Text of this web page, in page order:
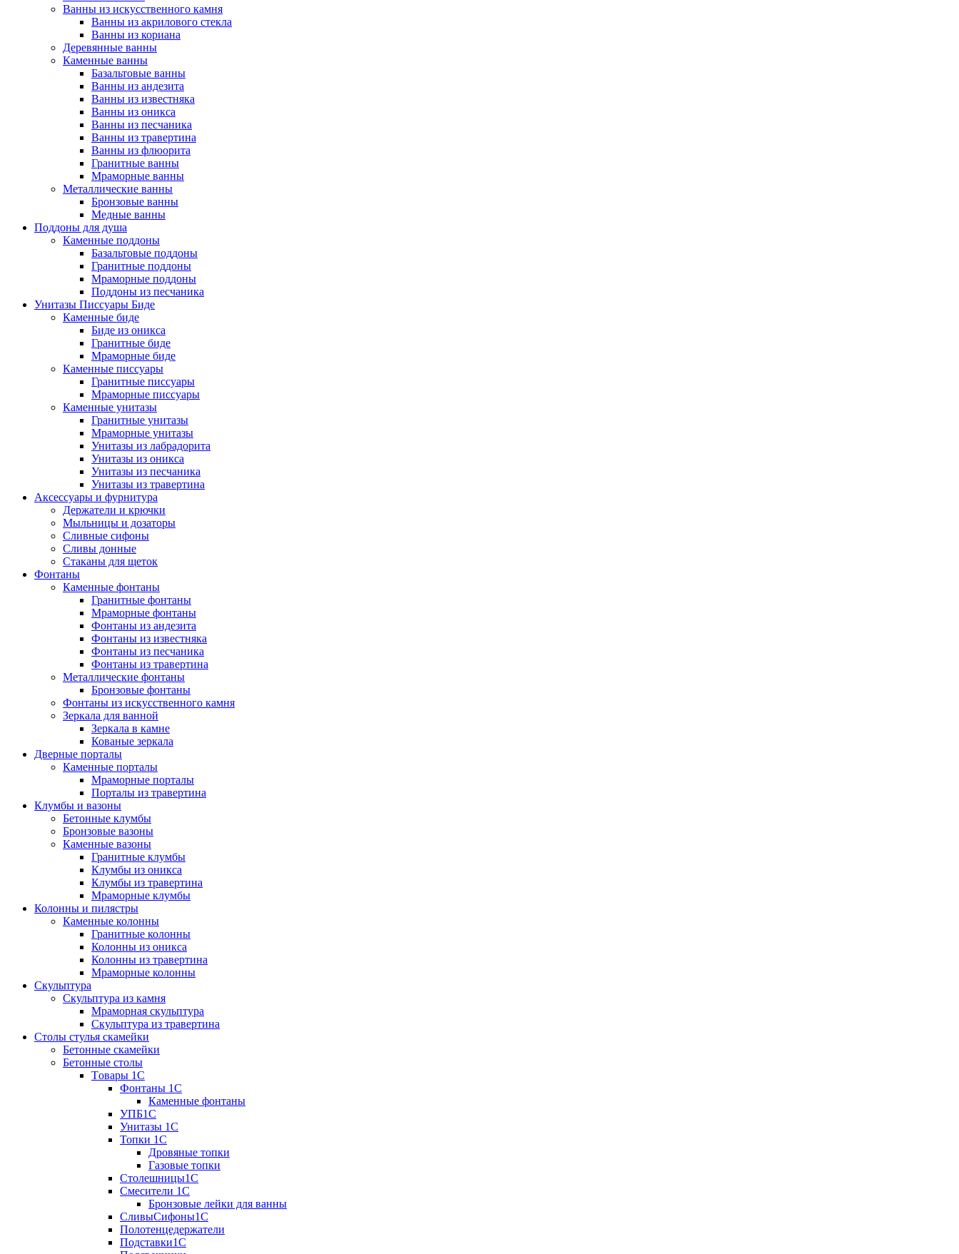
Ванны из искусственного камня
Ванны из акрилового стекла
Ванны из кориана
Деревянные ванны
Каменные ванны
Базальтовые ванны
Ванны из андезита
Ванны из известняка
Ванны из оникса
Ванны из песчаника
Ванны из травертина
Ванны из флюорита
Гранитные ванны
Мраморные ванны
Металлические ванны
Бронзовые ванны
Медные ванны
Поддоны для душа
Каменные поддоны
Базальтовые поддоны
Гранитные поддоны
Мраморные поддоны
Поддоны из песчаника
Унитазы Писсуары Биде
Каменные биде
Биде из оникса
Гранитные биде
Мраморные биде
Каменные писсуары
Гранитные писсуары
Мраморные писсуары
Каменные унитазы
Гранитные унитазы
Мраморные унитазы
Унитазы из лабрадорита
Унитазы из оникса
Унитазы из песчаника
Унитазы из травертина
Аксессуары и фурнитура
Держатели и крючки
Мыльницы и дозаторы
Сливные сифоны
Сливы донные
Стаканы для щеток
Фонтаны
Каменные фонтаны
Гранитные фонтаны
Мраморные фонтаны
Фонтаны из андезита
Фонтаны из известняка
Фонтаны из песчаника
Фонтаны из травертина
Металлические фонтаны
Бронзовые фонтаны
Фонтаны из искусственного камня
Зеркала для ванной
Зеркала в камне
Кованые зеркала
Дверные порталы
Каменные порталы
Мраморные порталы
Порталы из травертина
Клумбы и вазоны
Бетонные клумбы
Бронзовые вазоны
Каменные вазоны
Гранитные клумбы
Клумбы из оникса
Клумбы из травертина
Мраморные клумбы
Колонны и пилястры
Каменные колонны
Гранитные колонны
Колонны из оникса
Колонны из травертина
Мраморные колонны
Скульптура
Скульптура из камня
Мраморная скульптура
Скульптура из травертина
Столы стулья скамейки
Бетонные скамейки
Бетонные столы
Tовары 1C
Фонтаны 1C
Каменные фонтаны
УПБ1С
Унитазы 1С
Топки 1С
Дровяные топки
Газовые топки
Столешницы1С
Смесители 1С
Бронзовые лейки для ванны
СливыСифоны1С
Полотенцедержатели
Подставки1С